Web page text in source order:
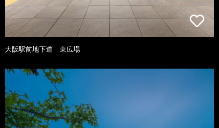
大阪駅前地下道 東広場